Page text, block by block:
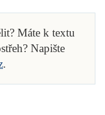
Máte k textu
Napište
.